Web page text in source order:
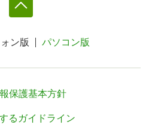
ン版 パソコン版
保護基本方針
るガイドライン